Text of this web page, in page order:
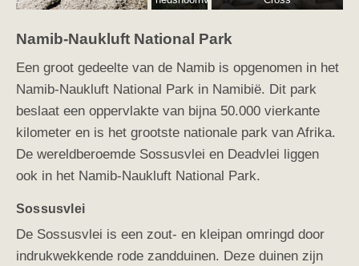
Namib-Naukluft National Park
Een groot gedeelte van de Namib is opgenomen in het
Namib-Naukluft National Park in Namibië. Dit park
beslaat een oppervlakte van bijna 50.000 vierkante
kilometer en is het grootste nationale park van Afrika.
De wereldberoemde Sossusvlei en Deadvlei liggen
ook in het Namib-Naukluft National Park.
Sossusvlei
De Sossusvlei is een zout- en kleipan omringd door
indrukwekkende rode zandduinen. Deze duinen zijn